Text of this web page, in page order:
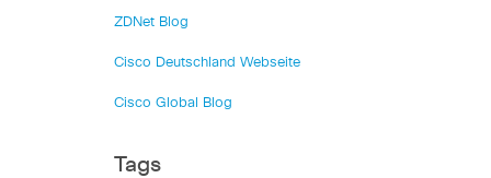
ZDNet Blog
Cisco Deutschland Webseite
Cisco Global Blog
Tags